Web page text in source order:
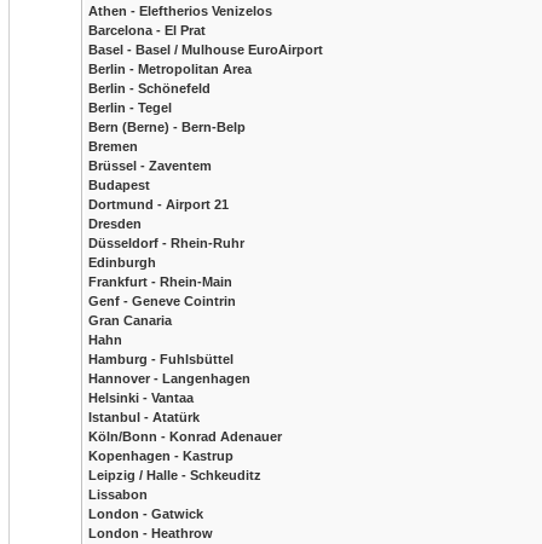
Athen - Eleftherios Venizelos
Barcelona - El Prat
Basel - Basel / Mulhouse EuroAirport
Berlin - Metropolitan Area
Berlin - Schönefeld
Berlin - Tegel
Bern (Berne) - Bern-Belp
Bremen
Brüssel - Zaventem
Budapest
Dortmund - Airport 21
Dresden
Düsseldorf - Rhein-Ruhr
Edinburgh
Frankfurt - Rhein-Main
Genf - Geneve Cointrin
Gran Canaria
Hahn
Hamburg - Fuhlsbüttel
Hannover - Langenhagen
Helsinki - Vantaa
Istanbul - Atatürk
Köln/Bonn - Konrad Adenauer
Kopenhagen - Kastrup
Leipzig / Halle - Schkeuditz
Lissabon
London - Gatwick
London - Heathrow